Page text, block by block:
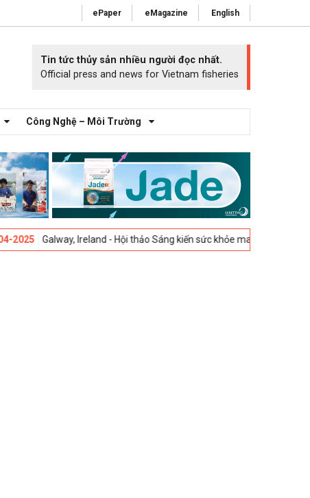
ePaper eMagazine English
Tin tức thủy sản nhiều người đọc nhất.
Official press and news for Vietnam fisheries
Công Nghệ – Môi Trường
Galway, Ireland - Hội thảo Sáng kiến sức khỏe mang cá 2025 -